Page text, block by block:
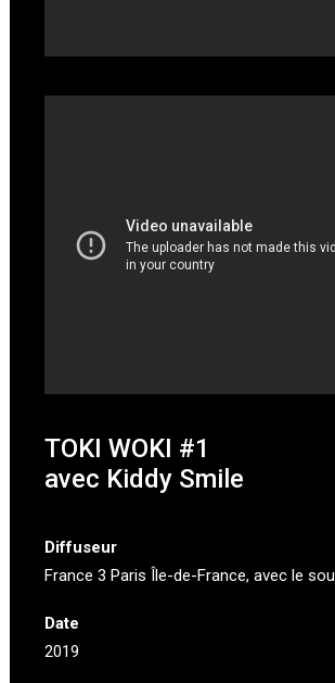
TOKI WOKI #1
avec Kiddy Smile
Diffuseur
France 3 Paris Île-de-France, avec le
Date
2019